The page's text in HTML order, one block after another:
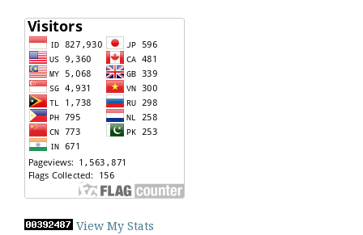
View My Stats